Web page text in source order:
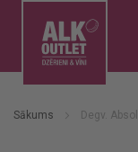
Sākums Degv.